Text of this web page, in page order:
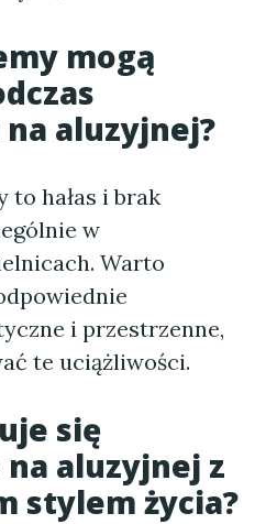
mogą
aluzyjnej?
to hałas i brak
w
Warto
i przestrzenne,
te uciążliwości.
się
aluzyjnej z
stylem życia?